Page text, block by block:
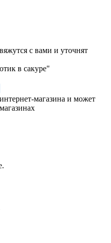
с вами и уточнят
в сакуре"
магазина и может